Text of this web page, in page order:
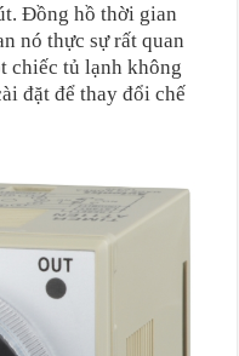
Đồng hồ thời gian
nó thực sự rất quan
chiếc tủ lạnh không
đặt để thay đổi chế